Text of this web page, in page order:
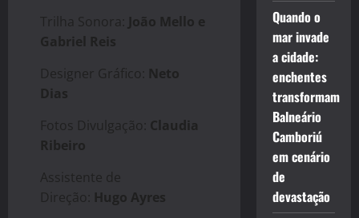
Trilha Sonora: João Mello e
Gabriel Reis
Designer Gráfico: Neto
Dias
Fotos Divulgação: Claudia
Ribeiro
Assistente de
Direção: Hugo Ayres
Quando o
mar invade
a cidade:
enchentes
transformam
Balneário
Camboriú
em cenário
de
devastação